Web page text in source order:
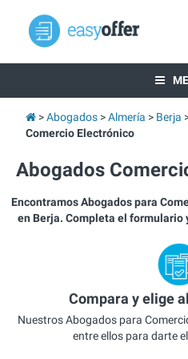
Abogados Almería Berja
Comercio Electrónico
Abogados
Encontramos Abogados para
en Berja. Completa el formulario
Compara y elige
Nuestros Abogados para
entre ellos para darte